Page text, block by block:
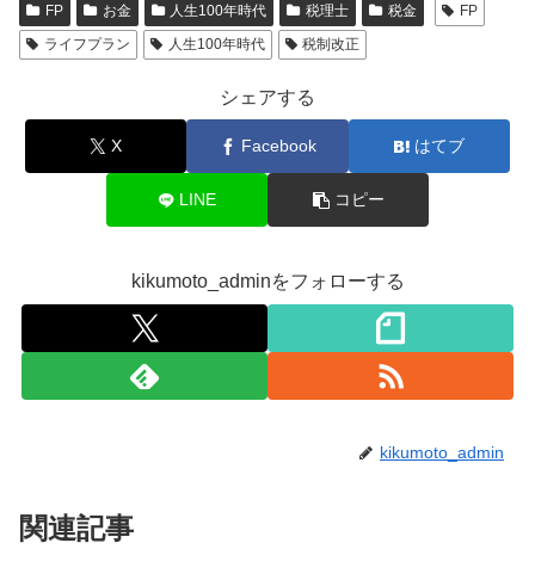
FP お金 人生100年時代 税理士 税金
FP
ライフプラン
人生100年時代 税制改正
シェアする
X Facebook はてブ
LINE コピー
kikumoto_adminをフォローする
kikumoto_admin
関連記事